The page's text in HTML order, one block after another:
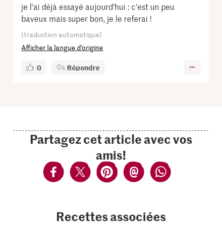
je l'ai déjà essayé aujourd'hui : c'est un peu
baveux mais super bon, je le referai !
(traduction automatique)
Afficher la langue d’origine
0 Répondre
Partagez cet article avec vos
amis!
Recettes associées